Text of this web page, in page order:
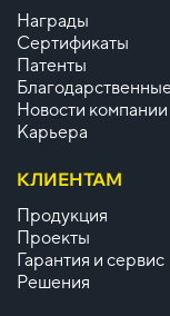
Награды
Сертификаты
Патенты
Новости компании
Карьера
КЛИЕНТАМ
Продукция
Проекты
Гарантия и сервис
Решения